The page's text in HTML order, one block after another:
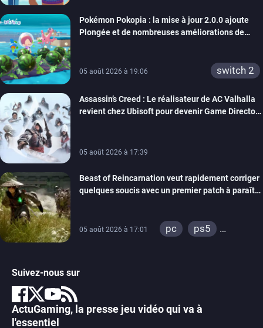
Pokémon Pokopia : la mise à jour 2.0.0 ajoute
Plongée et de nombreuses améliorations de
05 août 2026 à 19:06 switch 2
Assassin’s Creed : Le réalisateur de AC Valhalla
revient chez Ubisoft pour devenir Game Director
05 août 2026 à 17:39
Beast of Reincarnation veut rapidement corriger
quelques soucis avec un premier patch à paraître
05 août 2026 à 17:01 pc
ps5
Suivez-nous sur
ActuGaming, la presse jeu vidéo qui va à
l'essentiel